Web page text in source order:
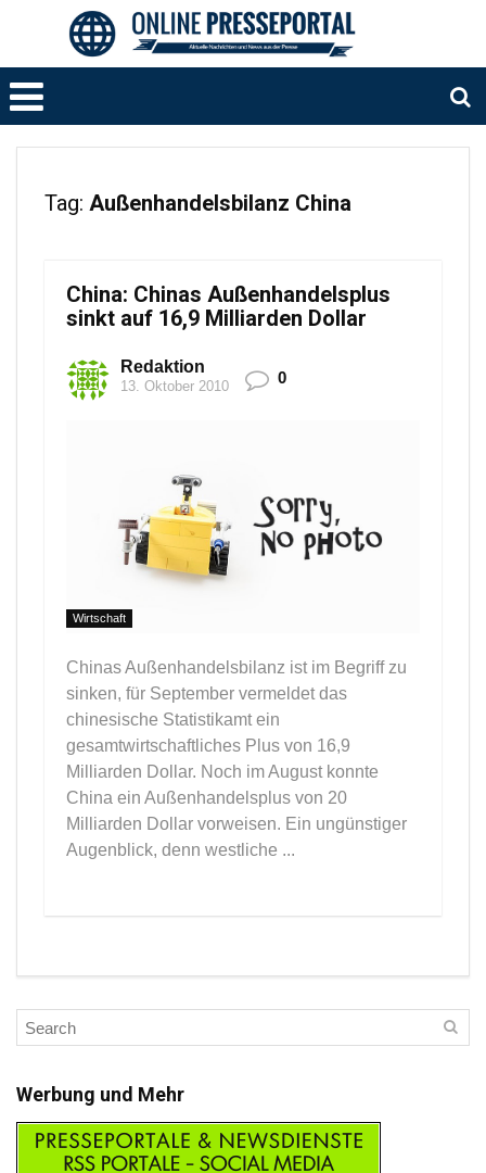
Tag: Außenhandelsbilanz China
China: Chinas Außenhandelsplus
sinkt auf 16,9 Milliarden Dollar
Redaktion
13. Oktober 2010 0
Wirtschaft
Chinas Außenhandelsbilanz ist im Begriff zu
sinken, für September vermeldet das
chinesische Statistikamt ein
gesamtwirtschaftliches Plus von 16,9
Milliarden Dollar. Noch im August konnte
China ein Außenhandelsplus von 20
Milliarden Dollar vorweisen. Ein ungünstiger
Augenblick, denn westliche ...
Werbung und Mehr